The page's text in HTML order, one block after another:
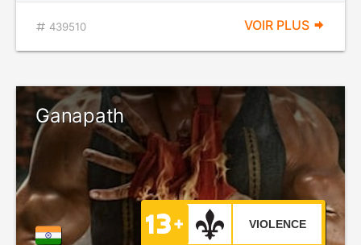
439510 VOIR PLUS
Ganapath
VIOLENCE